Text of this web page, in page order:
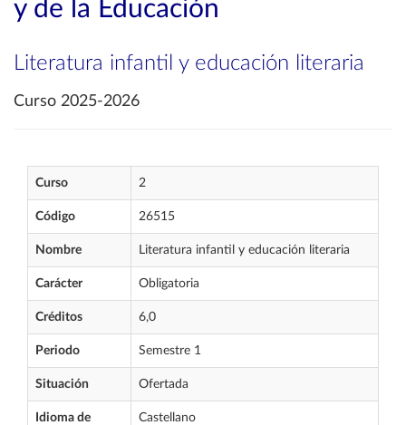
y de la Educación
Literatura infantil y educación literaria
Curso 2025-2026
Curso 2
Código 26515
Nombre Literatura infantil y educación literaria
Carácter Obligatoria
Créditos 6,0
Periodo Semestre 1
Situación Ofertada
Idioma de
Castellano